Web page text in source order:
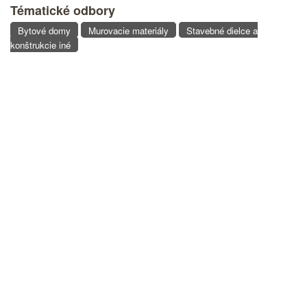
Tématické odbory
Bytové domy Murovacie materiály
Stavebné dielce a
konštrukcie iné